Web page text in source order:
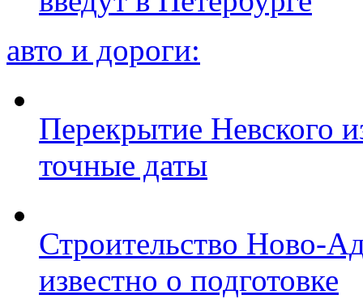
авто и дороги:
Перекрытие Невского
точные даты
Строительство Ново-
известно о подготовке